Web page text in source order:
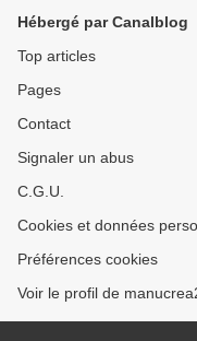
Hébergé par Canalblog
Top articles
Pages
Contact
Signaler un abus
C.G.U.
Cookies et données
Préférences cookies
Voir le profil de